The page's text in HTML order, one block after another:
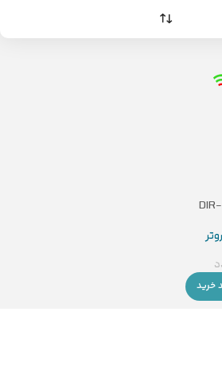
روتر بی سیم D-Link مدل DIR-
روتر
خرید